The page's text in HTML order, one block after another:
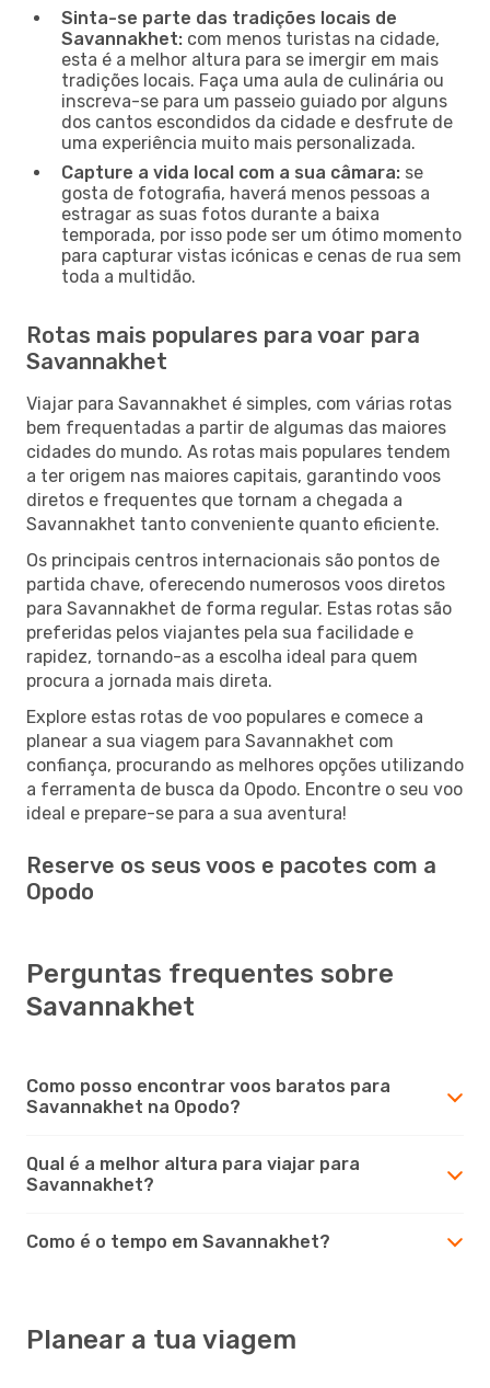
Sinta-se parte das tradições locais de
Savannakhet: com menos turistas na cidade,
esta é a melhor altura para se imergir em mais
tradições locais. Faça uma aula de culinária ou
inscreva-se para um passeio guiado por alguns
dos cantos escondidos da cidade e desfrute de
uma experiência muito mais personalizada.
Capture a vida local com a sua câmara: se
gosta de fotografia, haverá menos pessoas a
estragar as suas fotos durante a baixa
temporada, por isso pode ser um ótimo momento
para capturar vistas icónicas e cenas de rua sem
toda a multidão.
Rotas mais populares para voar para
Savannakhet
Viajar para Savannakhet é simples, com várias rotas
bem frequentadas a partir de algumas das maiores
cidades do mundo. As rotas mais populares tendem
a ter origem nas maiores capitais, garantindo voos
diretos e frequentes que tornam a chegada a
Savannakhet tanto conveniente quanto eficiente.
Os principais centros internacionais são pontos de
partida chave, oferecendo numerosos voos diretos
para Savannakhet de forma regular. Estas rotas são
preferidas pelos viajantes pela sua facilidade e
rapidez, tornando-as a escolha ideal para quem
procura a jornada mais direta.
Explore estas rotas de voo populares e comece a
planear a sua viagem para Savannakhet com
confiança, procurando as melhores opções utilizando
a ferramenta de busca da Opodo. Encontre o seu voo
ideal e prepare-se para a sua aventura!
Reserve os seus voos e pacotes com a
Opodo
Perguntas frequentes sobre
Savannakhet
Como posso encontrar voos baratos para
Savannakhet na Opodo?
Qual é a melhor altura para viajar para
Savannakhet?
Como é o tempo em Savannakhet?
Planear a tua viagem